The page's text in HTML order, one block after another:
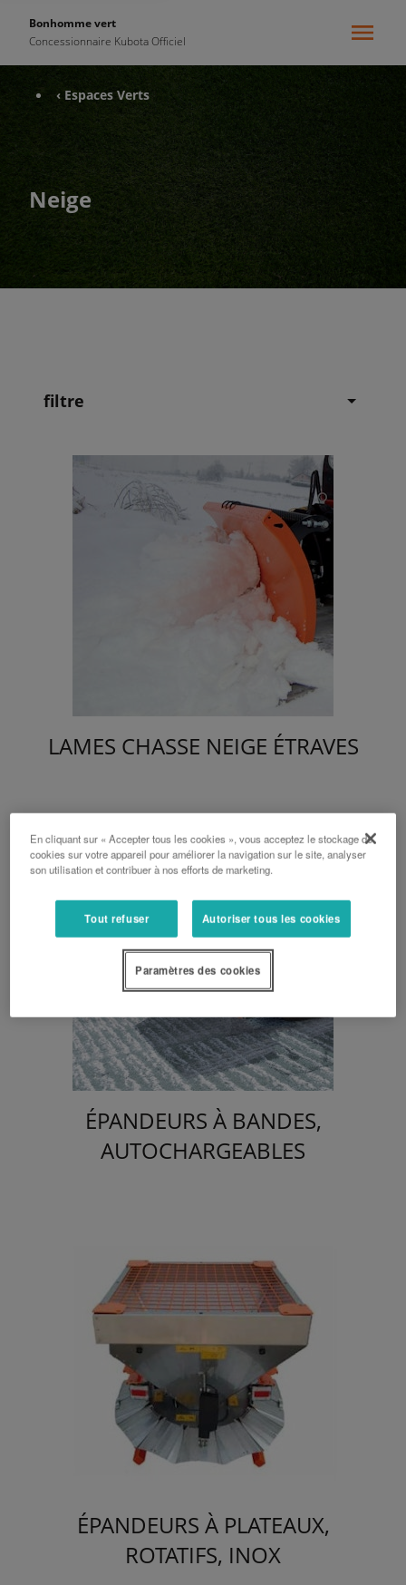
Bonhomme vert
Concessionnaire Kubota Officiel
‹ Espaces Verts
Neige
filtre
LAMES CHASSE NEIGE ÉTRAVES
ÉPANDEURS À BANDES,
AUTOCHARGEABLES
ÉPANDEURS À PLATEAUX,
ROTATIFS, INOX
En cliquant sur « Accepter tous les cookies », vous acceptez le stockage de
cookies sur votre appareil pour améliorer la navigation sur le site, analyser
son utilisation et contribuer à nos efforts de marketing.
Tout refuser Autoriser tous les cookies
Paramètres des cookies